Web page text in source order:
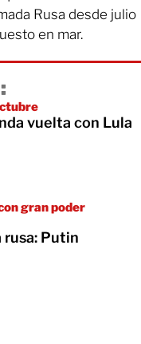
Rusa desde julio
en mar.
vuelta con Lula
gran poder
rusa: Putin